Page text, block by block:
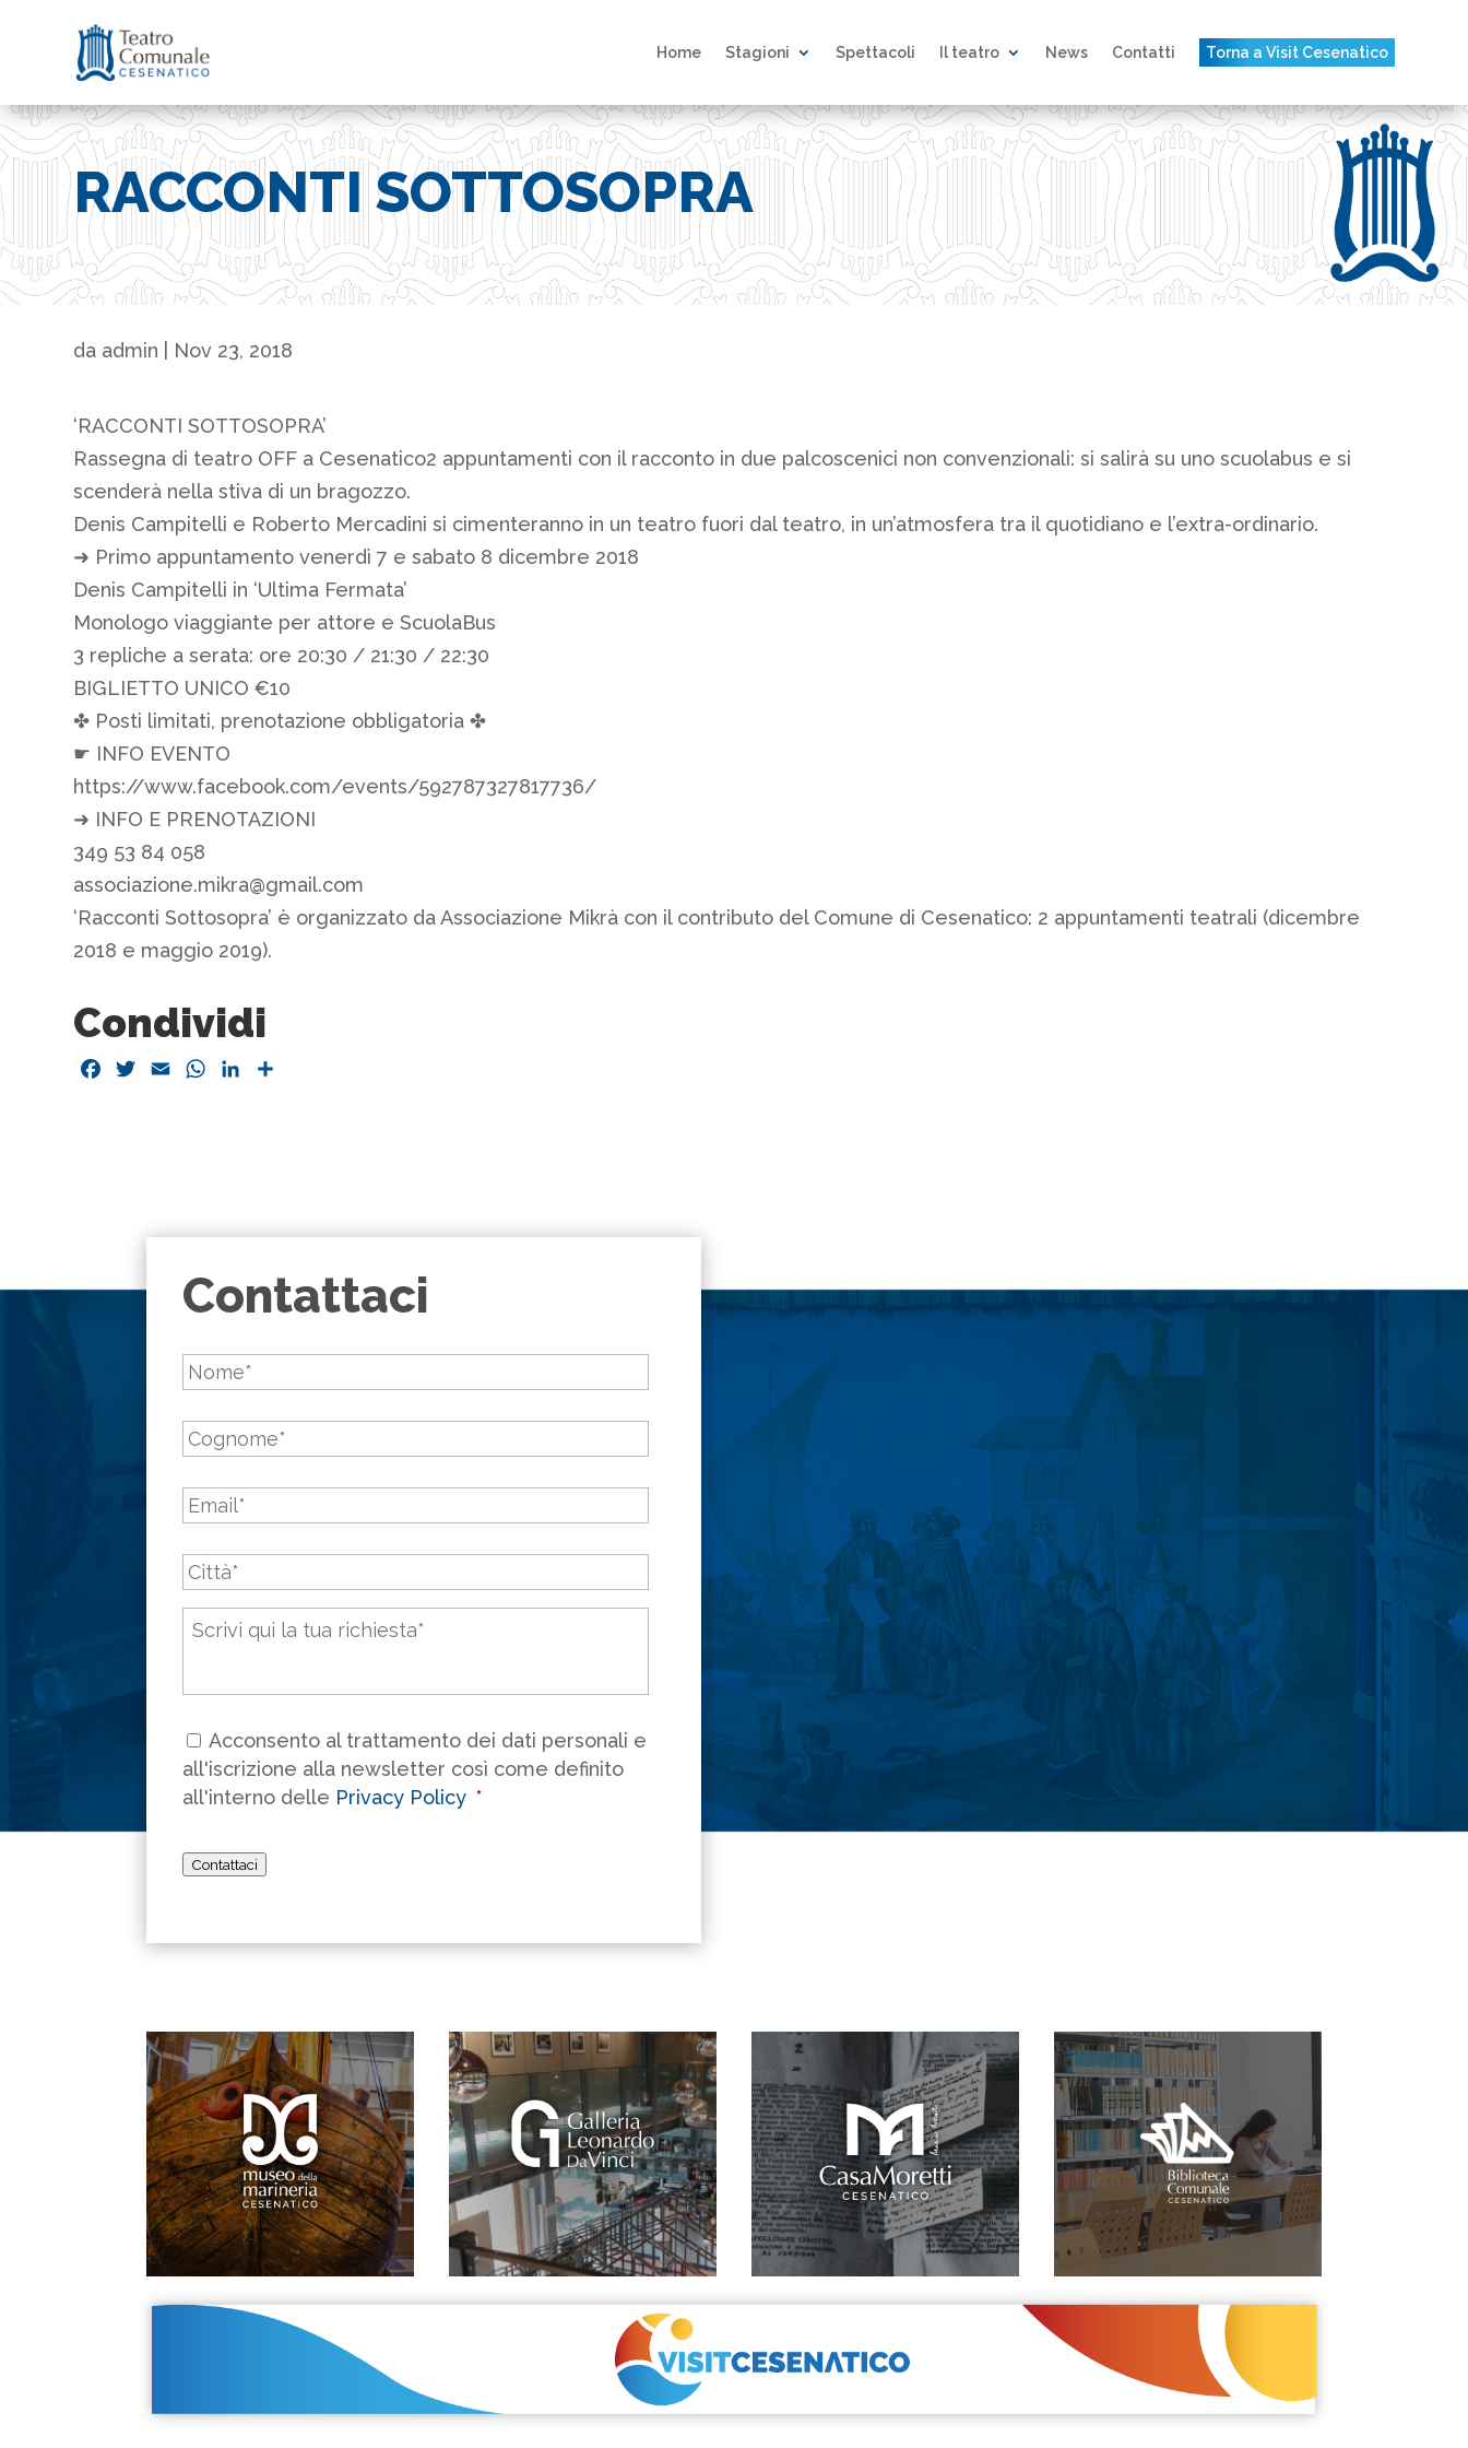
Home Stagioni Spettacoli Il teatro News Contatti Torna a Visit Cesenatico
RACCONTI SOTTOSOPRA
da admin Nov 23, 2018
‘RACCONTI SOTTOSOPRA’
Rassegna di teatro OFF a Cesenatico2 appuntamenti con il racconto in due palcoscenici non convenzionali: si salirà su uno scuolabus e si
scenderà nella stiva di un bragozzo.
Denis Campitelli e Roberto Mercadini si cimenteranno in un teatro fuori dal teatro, in un’atmosfera tra il quotidiano e l’extra-ordinario.
➜ Primo appuntamento venerdì 7 e sabato 8 dicembre 2018
Denis Campitelli in ‘Ultima Fermata’
Monologo viaggiante per attore e ScuolaBus
3 repliche a serata: ore 20:30 / 21:30 / 22:30
BIGLIETTO UNICO €10
✤ Posti limitati, prenotazione obbligatoria ✤
☛ INFO EVENTO
https://www.facebook.com/events/592787327817736/
➜ INFO E PRENOTAZIONI
349 53 84 058
associazione.mikra@gmail.com
‘Racconti Sottosopra’ è organizzato da Associazione Mikrà con il contributo del Comune di Cesenatico: 2 appuntamenti teatrali (dicembre
2018 e maggio 2019).
Condividi
Facebook
TwitterEmail WhatsApp
LinkedIn
Contattaci
Nome *
Cognome *
Email *
Città *
Messaggio
Consenso *
Acconsento al trattamento dei dati personali e
all'iscrizione alla newsletter così come definito
all'interno delle Privacy Policy *
Contattaci